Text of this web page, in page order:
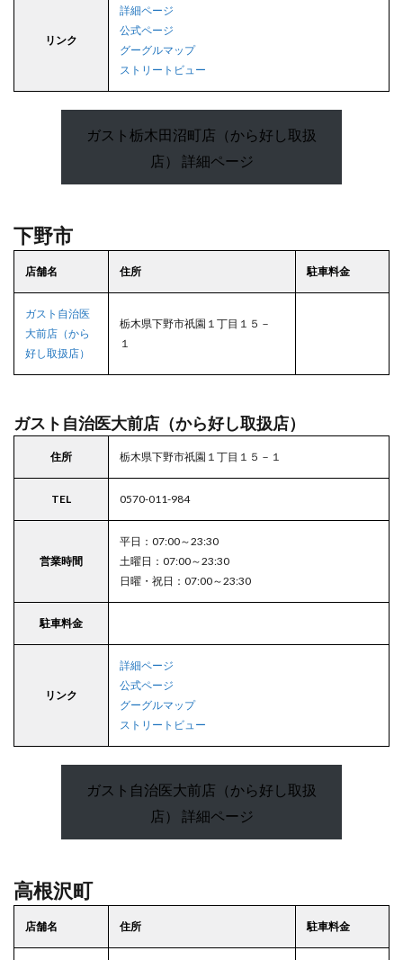
リンク
詳細ページ
公式ページ
グーグルマップ
ストリートビュー
ガスト栃木田沼町店（から好し取扱
店） 詳細ページ
下野市
店舗名 住所 駐車料金
ガスト自治医
大前店（から
好し取扱店）
栃木県下野市祇園１丁目１５－
１
ガスト自治医大前店（から好し取扱店）
住所 栃木県下野市祇園１丁目１５－１
TEL 0570-011-984
営業時間
平日：07:00～23:30
土曜日：07:00～23:30
日曜・祝日：07:00～23:30
駐車料金
リンク
詳細ページ
公式ページ
グーグルマップ
ストリートビュー
ガスト自治医大前店（から好し取扱
店） 詳細ページ
高根沢町
店舗名 住所 駐車料金